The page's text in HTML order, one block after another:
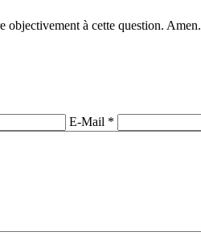
objectivement à cette question. Amen.
E-Mail *